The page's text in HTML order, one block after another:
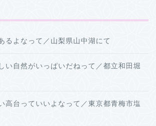
るよなって／山梨県山中湖にて
い自然がいっぱいだねって／都立和田堀
高台っていいよなって／東京都青梅市塩